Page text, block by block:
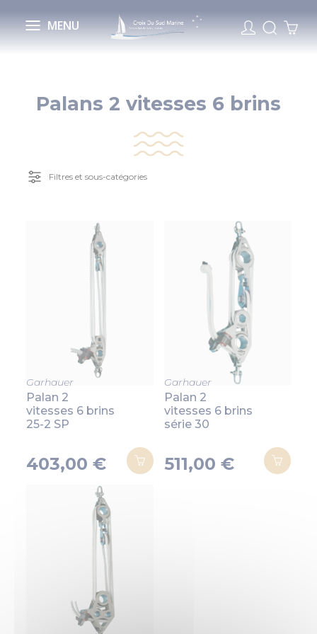
MENU
Palans 2 vitesses 6 brins
Filtres et sous-catégories
Garhauer
Palan 2
vitesses 6 brins
25-2 SP
403,00 €
Garhauer
Palan 2
vitesses 6 brins
série 30
511,00 €